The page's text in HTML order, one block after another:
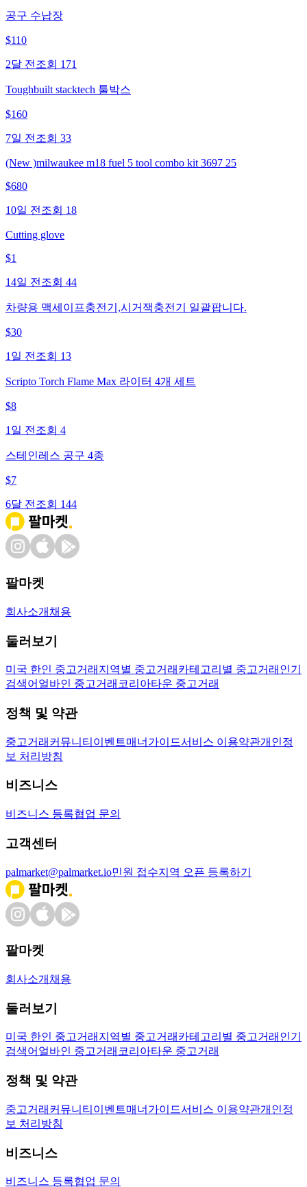
공구 수납장
$110
2달 전 조회 171
Toughbuilt stacktech 툴박스
$160
7일 전 조회 33
(New )milwaukee m18 fuel 5 tool combo kit 3697 25
$680
10일 전 조회 18
Cutting glove
$1
14일 전 조회 44
차량용 맥세이프충전기,시거잭충전기 일괄팝니다.
$30
1일 전 조회 13
Scripto Torch Flame Max 라이터 4개 세트
$8
1일 전 조회 4
스테인레스 공구 4종
$7
6달 전 조회 144
팔마켓
회사소개 채용
둘러보기
미국 한인 중고거래 지역별 중고거래 카테고리별 중고거래 인기
검색어 얼바인 중고거래 코리아타운 중고거래
정책 및 약관
중고거래 커뮤니티 이벤트매너가이드서비스 이용약관개인정
보 처리방침
비즈니스
비즈니스 등록협업 문의
고객센터
palmarket@palmarket.io민원 접수지역 오픈 등록하기
팔마켓
회사소개 채용
둘러보기
미국 한인 중고거래 지역별 중고거래 카테고리별 중고거래 인기
검색어 얼바인 중고거래 코리아타운 중고거래
정책 및 약관
중고거래 커뮤니티 이벤트매너가이드서비스 이용약관개인정
보 처리방침
비즈니스
비즈니스 등록협업 문의